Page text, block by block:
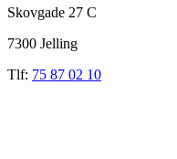
Skovgade 27 C
7300 Jelling
Tlf: 75 87 02 10